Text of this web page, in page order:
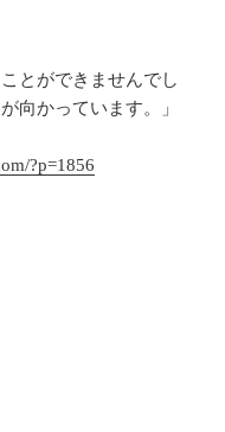
とができませんでし
向かっています。」
?p=1856